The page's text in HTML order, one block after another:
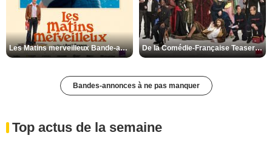
Les Matins merveilleux Bande-annonce VF De la Comédie-Française Teaser VF
Bandes-annonces à ne pas manquer
Top actus de la semaine